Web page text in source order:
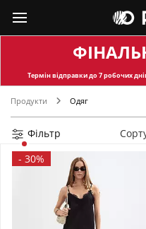
Термін відправкидо 7 робочих
Продукти Одяг
Фільтр
- 30%